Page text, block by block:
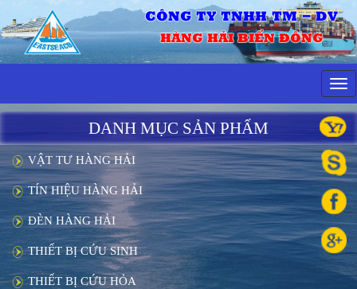
CÔNG TY TNHH TM - DV
HÀNG HẢI BIỂN ĐÔNG
DANH MỤC SẢN PHẨM
VẬT TƯ HÀNG HẢI
TÍN HIỆU HÀNG HẢI
ĐÈN HÀNG HẢI
THIẾT BỊ CỨU SINH
THIẾT BỊ CỨU HỎA